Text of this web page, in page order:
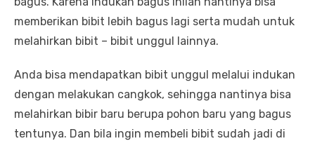
memberikan bibit lebih bagus lagi serta mudah untuk
melahirkan bibit – bibit unggul lainnya.
Anda bisa mendapatkan bibit unggul melalui indukan
dengan melakukan cangkok, sehingga nantinya bisa
melahirkan bibir baru berupa pohon baru yang bagus
tentunya. Dan bila ingin membeli bibit sudah jadi di